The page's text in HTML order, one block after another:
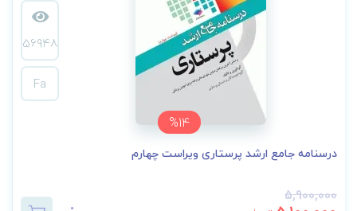
%14
56948
Fa
درسنامه جامع ارشد پرستاری ویراست چهارم
5,900,000